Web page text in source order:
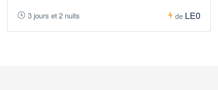
3 jours et 2 nuits de LE0